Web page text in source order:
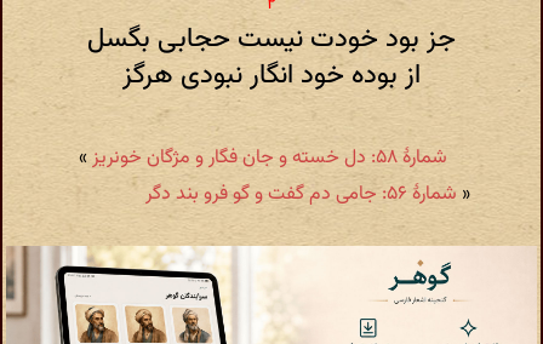
جز بود خودت نیست حجابی بگسل
از بوده خود انگار نبودی هرگز
شمارهٔ ۵۸: دل خسته و جان فگار و مژگان خونریز
»
« شمارهٔ ۵۶: جامی دم گفت و گو فرو بند دگر